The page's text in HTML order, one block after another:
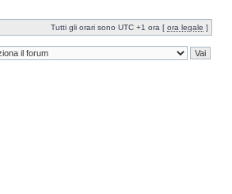
Tutti gli orari sono UTC +1 ora [ ora legale ]